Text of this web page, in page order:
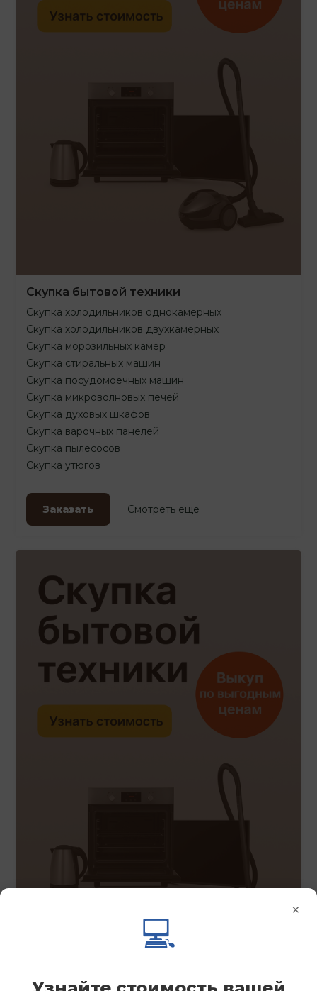
Скупка бытовой техники
Скупка холодильников однокамерных
Скупка холодильников двухкамерных
Скупка морозильных камер
Скупка стиральных машин
Скупка посудомоечных машин
Скупка микроволновых печей
Скупка духовых шкафов
Скупка варочных панелей
Скупка пылесосов
Скупка утюгов
Заказать Смотреть еще
×
💻